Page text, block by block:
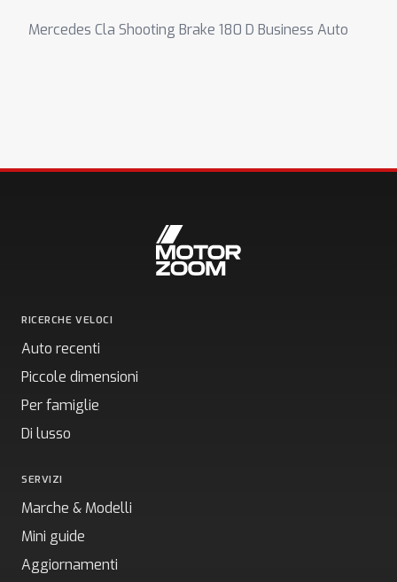
Mercedes Cla Shooting Brake 180 D Business Auto
RICERCHE VELOCI
Auto recenti
Piccole dimensioni
Per famiglie
Di lusso
SERVIZI
Marche & Modelli
Mini guide
Aggiornamenti